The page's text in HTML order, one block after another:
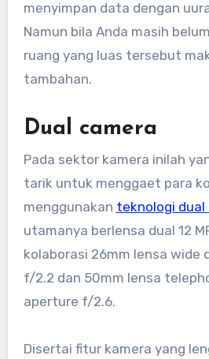
menyimpan data dengan
Namun bila Anda masih
ruang yang luas tersebut
tambahan.
Dual camera
Pada sektor kamera inilah
tarik untuk menggaet para
menggunakan teknologi dual
utamanya berlensa dual 12
kolaborasi 26mm lensa wide
f/2.2 dan 50mm lensa
aperture f/2.6.
Disertai fitur kamera yang